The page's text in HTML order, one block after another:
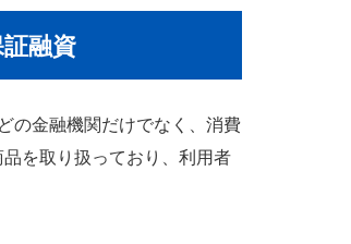
融資
の金融機関だけでなく、消費
を取り扱っており、利用者